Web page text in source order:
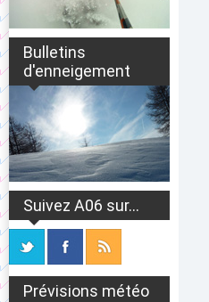
Bulletins
d'enneigement
Suivez A06 sur...
Prévisions météo